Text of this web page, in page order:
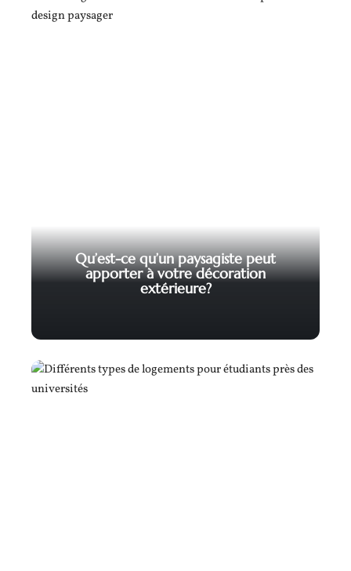
Qu’est-ce qu’un paysagiste peut
apporter à votre décoration
extérieure?